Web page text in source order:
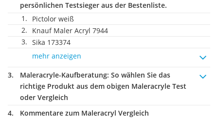
persönlichen Testsieger aus der Bestenliste.
Pictolor weiß
Knauf Maler Acryl 7944
Sika 173374
mehr anzeigen
Maleracryle-Kaufberatung: So wählen Sie das
richtige Produkt aus dem obigen Maleracryle Test
oder Vergleich
Kommentare zum Maleracryl Vergleich